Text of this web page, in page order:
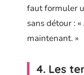
faut formuler
sans détour : «
maintenant. »
4. Les